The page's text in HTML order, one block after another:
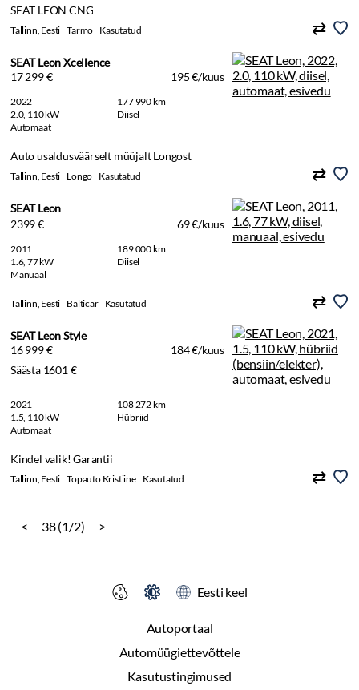
SEAT LEON CNG
Tallinn, Eesti Tarmo Kasutatud
SEAT Leon Xcellence
17 299 €
195 €/kuus
2022
177 990 km
2.0, 110 kW
Diisel
Automaat
Auto usaldusväärselt müüjalt Longost
Tallinn, Eesti Longo Kasutatud
SEAT Leon
2399 €
69 €/kuus
2011
189 000 km
1.6, 77 kW
Diisel
Manuaal
Tallinn, Eesti Balticar Kasutatud
SEAT Leon Style
16 999 €
184 €/kuus
Säästa 1601 €
2021
108 272 km
1.5, 110 kW
Hübriid
Automaat
Kindel valik! Garantii
Tallinn, Eesti Topauto Kristiine Kasutatud
< 38 (1/2) >
Autoportaal
Automüügiettevõttele
Kasutustingimused
Eesti keel